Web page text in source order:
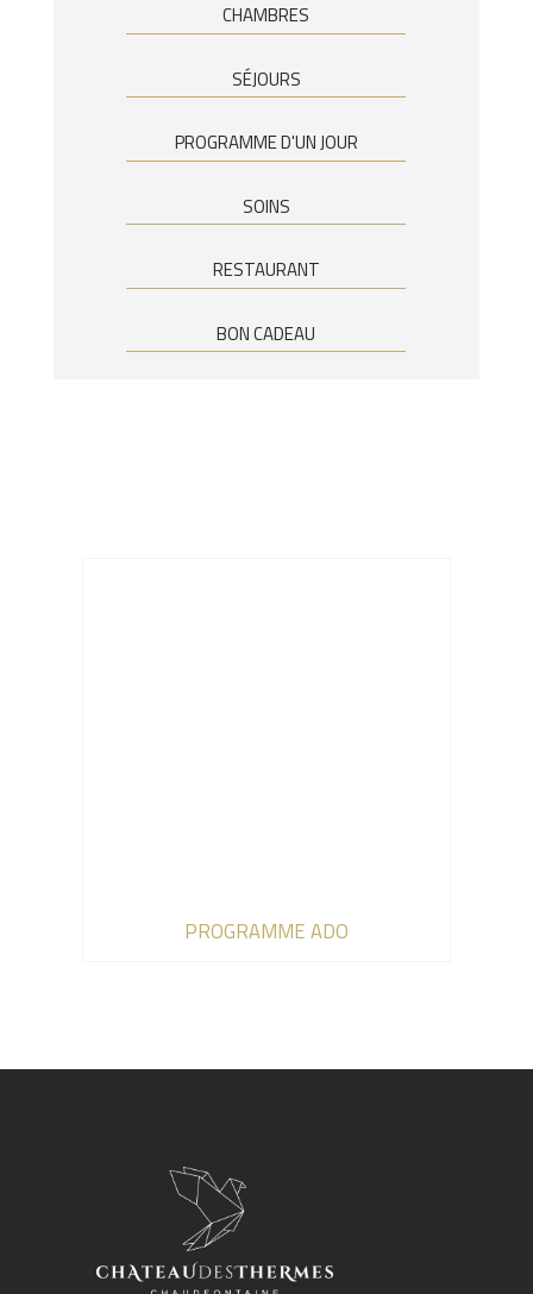
CHAMBRES
SÉJOURS
PROGRAMME D'UN JOUR
SOINS
RESTAURANT
BON CADEAU
PROGRAMME ADO